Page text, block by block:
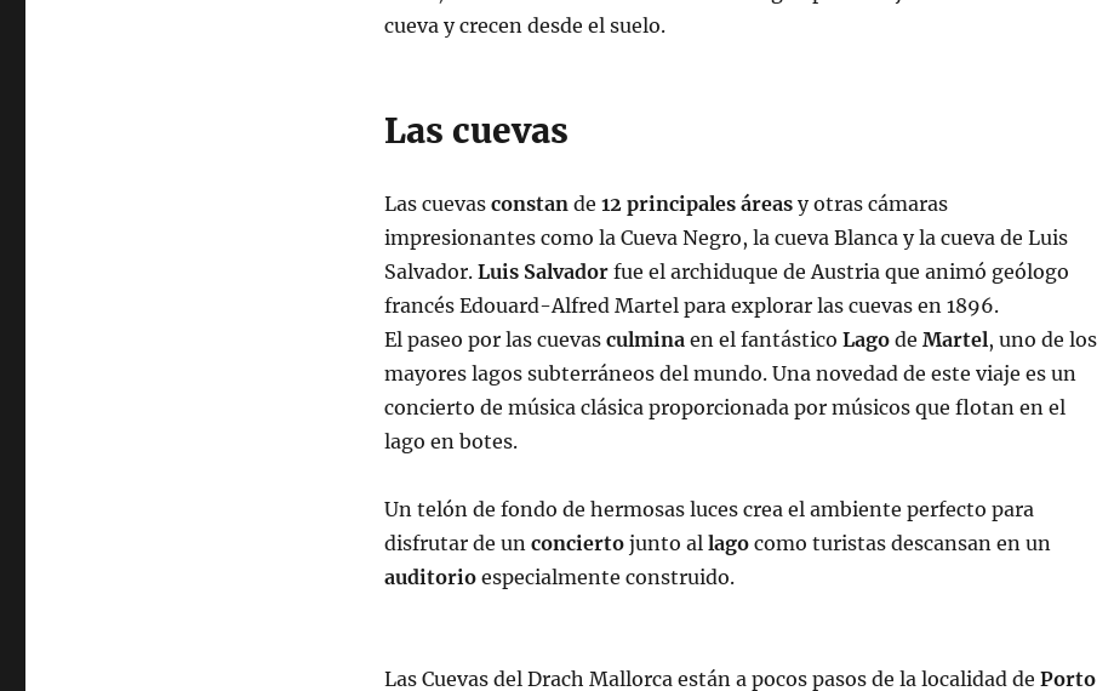
cueva y crecen desde el suelo.
Las cuevas
Las cuevas constande 12 principales áreasy otras cámaras
impresionantes como la Cueva Negro, la cueva Blanca y la cueva de Luis
Salvador. Luis Salvadorfue el archiduque de Austria que animó geólogo
francés Edouard-Alfred Martel para explorar las cuevas en 1896.
El paseo por las cuevas culminaen el fantástico Lagode Martel, uno de los
mayores lagos subterráneos del mundo. Una novedad de este viaje es un
concierto de música clásica proporcionada por músicos que flotan en el
lago en botes.
Un telón de fondo de hermosas luces crea el ambiente perfecto para
disfrutar de un conciertojunto al lagocomo turistas descansan en un
auditorioespecialmente construido.
Las Cuevas del Drach Mallorca están a pocos pasos de la localidad de Porto